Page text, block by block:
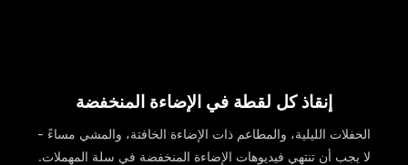
إنقاذ كل لقطة في الإضاءة المنخفضة
الحفلات الليلية، والمطاعم ذات الإضاءة الخافتة، والمشي مساءً -
لا يجب أن تنتهي فيديوهات الإضاءة المنخفضة في سلة المهملات.